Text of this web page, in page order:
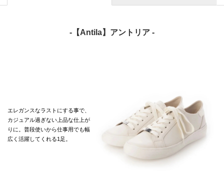
-【Antila】アントリア -
エレガンスなラストにする事で、
カジュアル過ぎない上品な仕上が
りに。普段使いから仕事用でも幅
広く活躍してくれる1足。